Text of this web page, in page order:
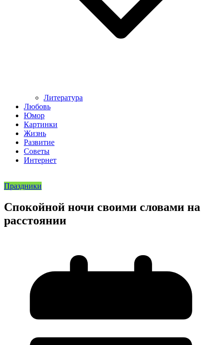
Литература
Любовь
Юмор
Картинки
Жизнь
Развитие
Советы
Интернет
Праздники
Спокойной ночи своими словами на
расстоянии